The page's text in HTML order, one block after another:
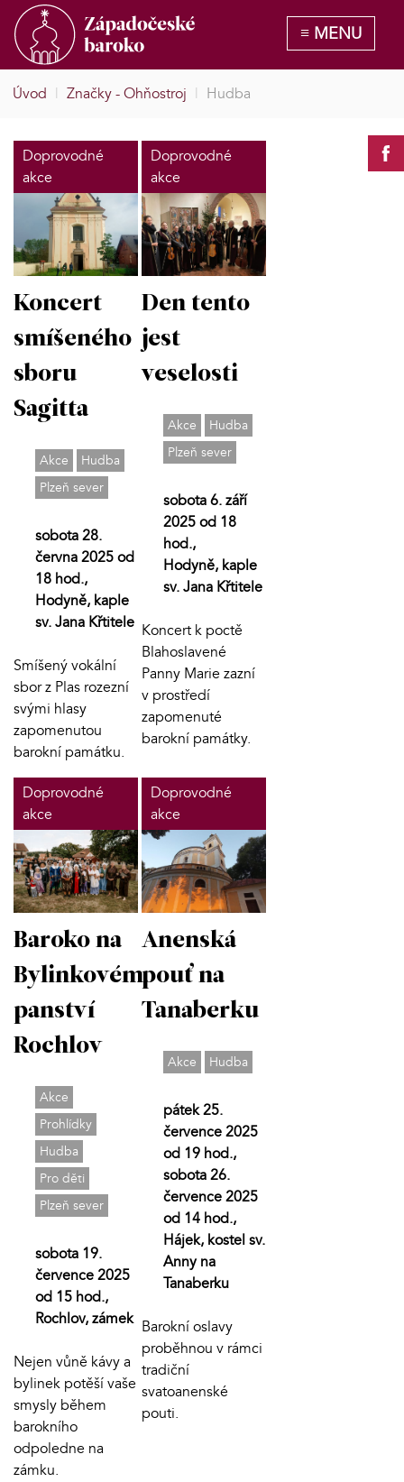
Úvod | Značky - Ohňostroj | Hudba
Doprovodné
akce
Koncert
smíšeného
sboru
Sagitta
Akce
Hudba
Plzeň sever
sobota 28.
června 2025 od
18 hod.,
Hodyně, kaple
sv. Jana Křtitele
Smíšený vokální
sbor z Plas rozezní
svými hlasy
zapomenutou
barokní památku.
Doprovodné
akce
Den tento
jest
veselosti
Akce
Hudba
Plzeň sever
sobota 6. září
2025 od 18
hod.,
Hodyně, kaple
sv. Jana Křtitele
Koncert k poctě
Blahoslavené
Panny Marie zazní
v prostředí
zapomenuté
barokní památky.
Doprovodné
akce
Baroko na
Bylinkovém
panství
Rochlov
Akce
Prohlídky
Hudba
Pro děti
Plzeň sever
sobota 19.
července 2025
od 15 hod.,
Rochlov, zámek
Nejen vůně kávy a
bylinek potěší vaše
smysly během
barokního
odpoledne na
zámku.
Doprovodné
akce
Anenská
pouť na
Tanaberku
Akce Hudba
pátek 25.
července 2025
od 19 hod.,
sobota 26.
července 2025
od 14 hod.,
Hájek, kostel sv.
Anny na
Tanaberku
Barokní oslavy
proběhnou v rámci
tradiční
svatoanenské
pouti.